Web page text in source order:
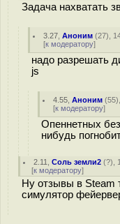
Задача нахватать
3.27 ,Аноним (27),
[к модератору]
надо разрешать
js
4.55 ,Аноним (55
[к модератору]
Опеннетных
нибудь
2.11 ,Соль земли2 (?),
[к модератору]
Ну отзывы в Steam
симулятор